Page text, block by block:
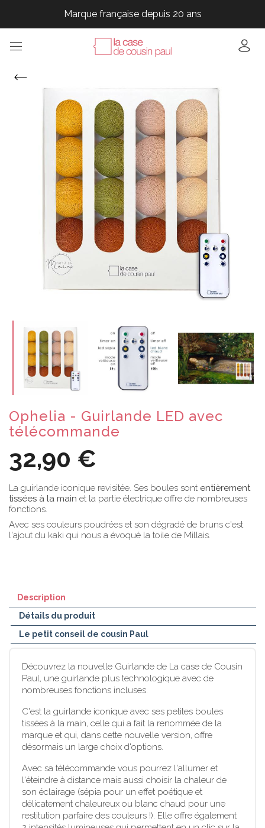
Marque française depuis 20 ans
Marque française depuis 20 ans
Marque française depuis 20 ans
Ophelia - Guirlande LED avec
télécommande
32,90 €
La guirlande iconique revisitée. Ses boules sont entièrement
tissées à la main et la partie électrique offre de nombreuses
fonctions.
Avec ses couleurs poudrées et son dégradé de bruns c'est
l'ajout du kaki qui nous a évoqué la toile de Millais.
Description
Détails du produit
Le petit conseil de cousin Paul
Découvrez la nouvelle Guirlande de La case de Cousin
Paul, une guirlande plus technologique avec de
nombreuses fonctions incluses.
C'est la guirlande iconique avec ses petites boules
tissées à la main, celle qui a fait la renommée de la
marque et qui, dans cette nouvelle version, offre
désormais un large choix d'options.
Avec sa télécommande vous pourrez l'allumer et
l'éteindre à distance mais aussi choisir la chaleur de
son éclairage (sépia pour un effet poétique et
délicatement chaleureux ou blanc chaud pour une
restitution parfaire des couleurs !). Elle offre également